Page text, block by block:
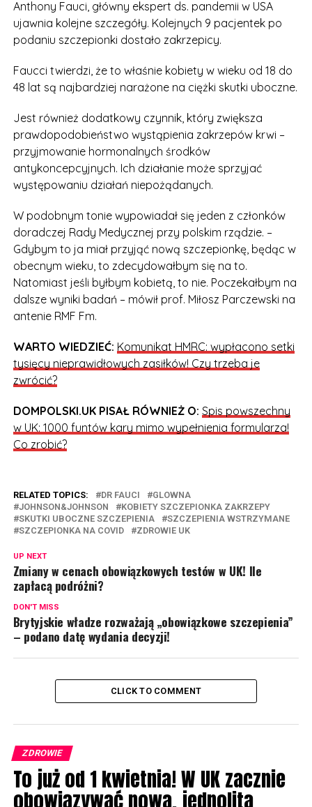
Anthony Fauci, główny ekspert ds. pandemii w USA
ujawnia kolejne szczegóły. Kolejnych 9 pacjentek po
podaniu szczepionki dostało zakrzepicy.
Faucci twierdzi, że to właśnie kobiety w wieku od 18 do
48 lat są najbardziej narażone na ciężki skutki uboczne.
Jest również dodatkowy czynnik, który zwiększa
prawdopodobieństwo wystąpienia zakrzepów krwi –
przyjmowanie hormonalnych środków
antykoncepcyjnych. Ich działanie może sprzyjać
występowaniu działań niepożądanych.
W podobnym tonie wypowiadał się jeden z członków
doradczej Rady Medycznej przy polskim rządzie. –
Gdybym to ja miał przyjąć nową szczepionkę, będąc w
obecnym wieku, to zdecydowałbym się na to.
Natomiast jeśli byłbym kobietą, to nie. Poczekałbym na
dalsze wyniki badań – mówił prof. Miłosz Parczewski na
antenie RMF Fm.
WARTO WIEDZIEĆ: Komunikat HMRC: wypłacono setki
tysięcy nieprawidłowych zasiłków! Czy trzeba je
zwrócić?
DOMPOLSKI.UK PISAŁ RÓWNIEŻ O: Spis powszechny
w UK: 1000 funtów kary mimo wypełnienia formularza!
Co zrobić?
RELATED TOPICS: DR FAUCI
GLOWNA
JOHNSON&JOHNSON
KOBIETY SZCZEPIONKA ZAKRZEPY
SKUTKI UBOCZNE SZCZEPIENIA
SZCZEPIENIA WSTRZYMANE
SZCZEPIONKA NA COVID
ZDROWIE UK
UP NEXT
Zmiany w cenach obowiązkowych testów w UK! Ile
zapłacą podróżni?
DON'T MISS
Brytyjskie władze rozważają „obowiązkowe szczepienia”
– podano datę wydania decyzji!
CLICK TO COMMENT
ZDROWIE
To już od 1 kwietnia! W UK zacznie
obowiązywać nowa, jednolita